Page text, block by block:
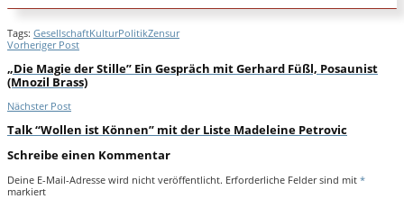
Tags: GesellschaftKulturPolitikZensur
Vorheriger Post
„Die Magie der Stille” Ein Gespräch mit Gerhard Füßl, Posaunist
(Mnozil Brass)
Nächster Post
Talk “Wollen ist Können” mit der Liste Madeleine Petrovic
Schreibe einen Kommentar
Deine E-Mail-Adresse wird nicht veröffentlicht. Erforderliche Felder sind mit *
markiert